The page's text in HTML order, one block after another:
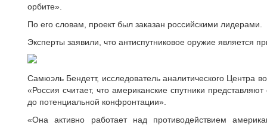
орбите».
По его словам, проект был заказан российскими лидерами.
Эксперты заявили, что антиспутниковое оружие является
Самюэль Бендетт, исследователь аналитического Центра
«Россия считает, что американские спутники
до потенциальной конфронтации».
«Она активно работает над противодействием